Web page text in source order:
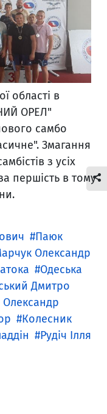
області в
ОРЕЛ"
самбо
Змагання
з усіх
першість в тому
Паюк
Олександр
Одеська
Дмитро
Колесник
Рудіч Ілля